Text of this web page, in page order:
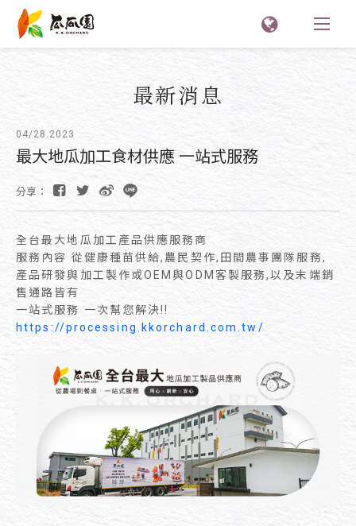
最新消息
04/28.2023
最大地瓜加工食材供應 一站式服務
分享：
全台最大地瓜加工產品供應服務商
服務內容 從健康種苗供給,農民契作,田間農事團隊服務,
產品研發與加工製作或OEM與ODM客製服務,以及末端銷
售通路皆有
一站式服務 一次幫您解決!!
https://processing.kkorchard.com.tw/